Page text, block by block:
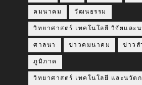
คมนาคม วัฒนธรรม
วิทยาศาสตร์ เทคโนโลยี วิจัยและ
ศาลนา ข่าวคมนาคม ข่าวส
ภูมิภาค
วิทยาศาสตร์ เทคโนโลยี และนวัตก